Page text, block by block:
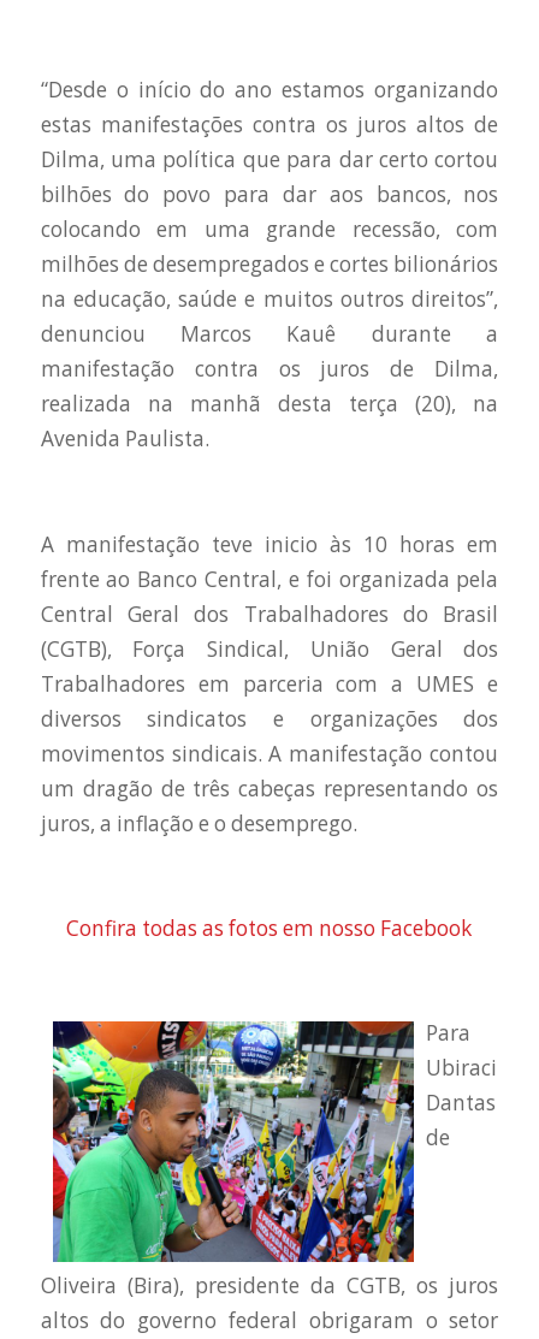
“Desde o início do ano estamos organizando
estas manifestações contra os juros altos de
Dilma, uma política que para dar certo cortou
bilhões do povo para dar aos bancos, nos
colocando em uma grande recessão, com
milhões de desempregados e cortes bilionários
na educação, saúde e muitos outros direitos”,
denunciou Marcos Kauê durante a
manifestação contra os juros de Dilma,
realizada na manhã desta terça (20), na
Avenida Paulista.
A manifestação teve inicio às 10 horas em
frente ao Banco Central, e foi organizada pela
Central Geral dos Trabalhadores do Brasil
(CGTB), Força Sindical, União Geral dos
Trabalhadores em parceria com a UMES e
diversos sindicatos e organizações dos
movimentos sindicais. A manifestação contou
um dragão de três cabeças representando os
juros, a inflação e o desemprego.
Confira todas as fotos em nosso Facebook
Para
Ubiraci
Dantas
de
Oliveira (Bira), presidente da CGTB, os juros
altos do governo federal obrigaram o setor